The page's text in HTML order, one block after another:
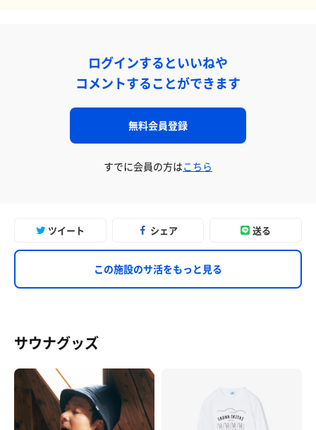
ログインするといいねや
コメントすることができます
無料会員登録
すでに会員の方はこちら
ツイート シェア 送る
この施設のサ活をもっと見る
サウナグッズ